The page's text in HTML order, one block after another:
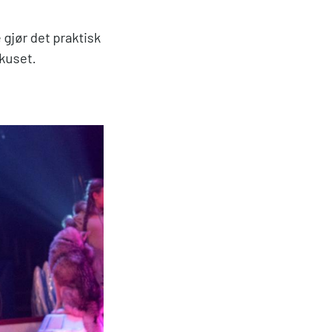
gjør det praktisk